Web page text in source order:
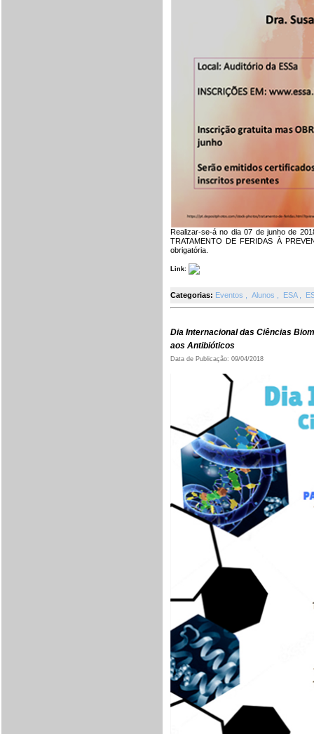
Realizar-se-á no dia 07 de junho de
TRATAMENTO DE FERIDAS À
obrigatória.
Link:
Categorias: Eventos Alunos ESA
Dia Internacional das Ciências
aos Antibióticos
Data de Publicação: 09/04/2018